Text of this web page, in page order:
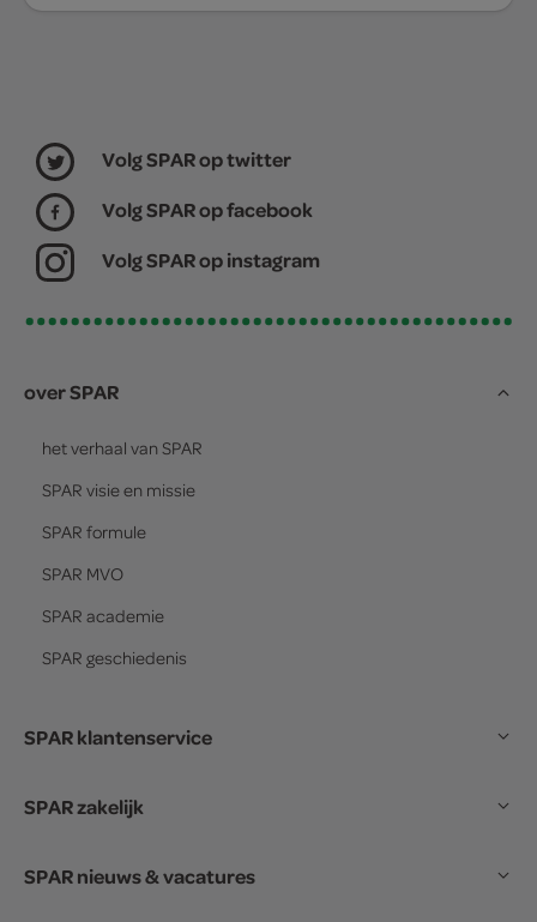
Volg SPAR op twitter
Volg SPAR op facebook
Volg SPAR op instagram
over SPAR
het verhaal van SPAR
SPAR visie en missie
SPAR formule
SPAR MVO
SPAR academie
SPAR geschiedenis
SPAR klantenservice
SPAR zakelijk
SPAR nieuws & vacatures